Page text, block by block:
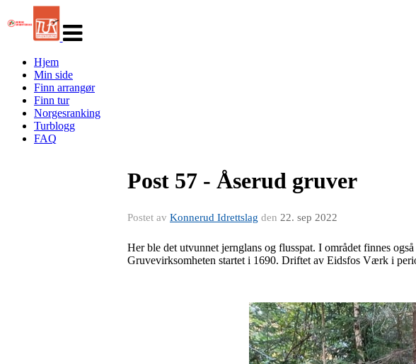
navigasjon
Hjem
Min side
Finn arrangør
Finn tur
Norgesranking
Turblogg
FAQ
Post 57 - Åserud gruver
Postet av Konnerud Idrettslag den 22. sep 2022
Her ble det utvunnet jernglans og flusspat. I området finnes
Gruvevirksomheten startet i 1690. Driftet av Eidsfos Værk i